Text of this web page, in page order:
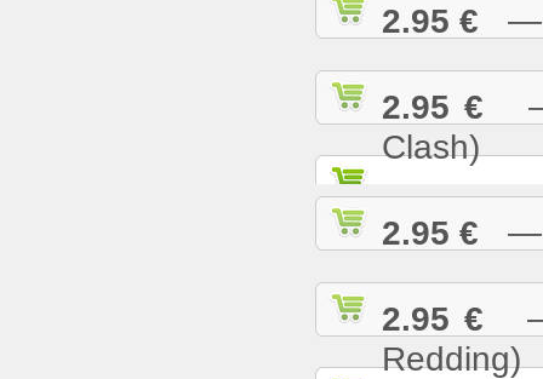
2.95 € —
2.95 € —
Clash)
2.95 € —
2.95 € —
Redding)